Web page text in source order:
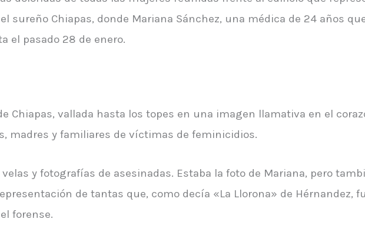
sureño Chiapas, donde Mariana Sánchez, una médica de 24 años
el pasado 28 de enero.
Chiapas, vallada hasta los topes en una imagen llamativa en el
madres y familiares de víctimas de feminicidios.
y fotografías de asesinadas. Estaba la foto de Mariana, pero
de tantas que, como decía «La Llorona» de Hérnandez,
forense.